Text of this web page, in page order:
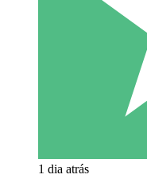
1 dia atrás